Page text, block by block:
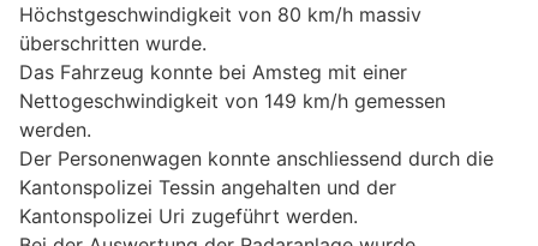
Höchstgeschwindigkeit von 80 km/h massiv
überschritten wurde.
Das Fahrzeug konnte bei Amsteg mit einer
Nettogeschwindigkeit von 149 km/h gemessen
werden.
Der Personenwagen konnte anschliessend durch die
Kantonspolizei Tessin angehalten und der
Kantonspolizei Uri zugeführt werden.